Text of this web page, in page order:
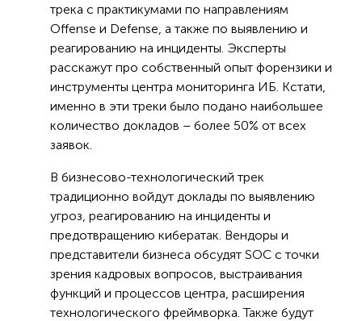
трека с практикумами по направлениям
Offense и Defense, а также по выявлению и
реагированию на инциденты. Эксперты
расскажут про собственный опыт форензики и
инструменты центра мониторинга ИБ. Кстати,
именно в эти треки было подано наибольшее
количество докладов – более 50% от всех
заявок.
В бизнесово-технологический трек
традиционно войдут доклады по выявлению
угроз, реагированию на инциденты и
предотвращению кибератак. Вендоры и
представители бизнеса обсудят SOC с точки
зрения кадровых вопросов, выстраивания
функций и процессов центра, расширения
технологического фреймворка. Также будут